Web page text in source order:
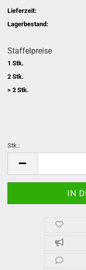
Lieferzeit:
Lagerbestand:
Staffelpreise
1 Stk.
2 Stk.
> 2 Stk.
Stk.: